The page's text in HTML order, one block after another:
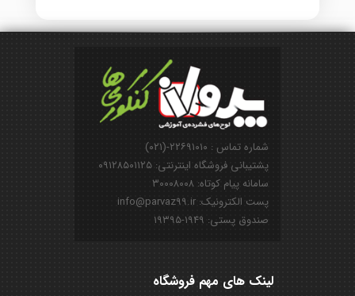
شماره تماس : ۲۲۶۹۱۰۱۰-(۰۲۱)
پشتیبانی فروشگاه اینترنتی: ۰۹۱۲۸۵۰۱۱۲۵
سامانه پیام کوتاه: ۳۰۰۰۸۰۰۸
پست الکترونیک: info@parvaz99.ir
صندوق پستی: ۱۹۴۹-۱۹۳۹۵
لینک های مهم فروشگاه